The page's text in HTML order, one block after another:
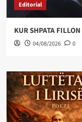
Editorial
KUR SHPATA
04/08/2026 0